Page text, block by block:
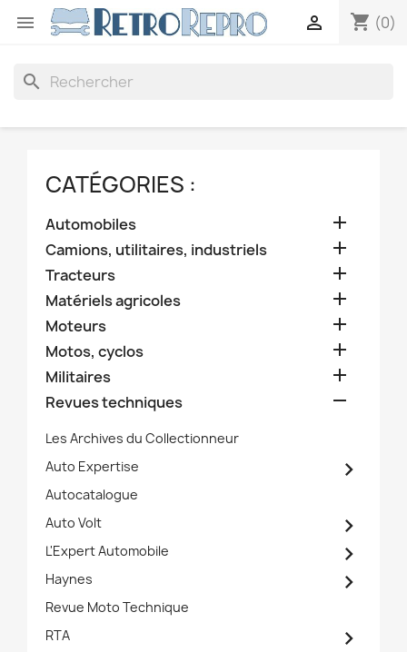
 shopping_cart (0)

search
CATÉGORIES :
Automobiles 
Camions, utilitaires, industriels 
Tracteurs 
Matériels agricoles 
Moteurs 
Motos, cyclos 
Militaires 
Revues techniques 
Les Archives du Collectionneur
Auto Expertise

Autocatalogue
Auto Volt

L'Expert Automobile 
Haynes 
Revue Moto Technique
RTA
